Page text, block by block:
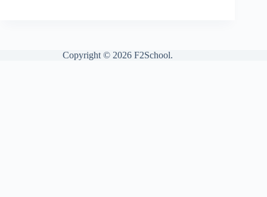
Copyright © 2026 F2School.